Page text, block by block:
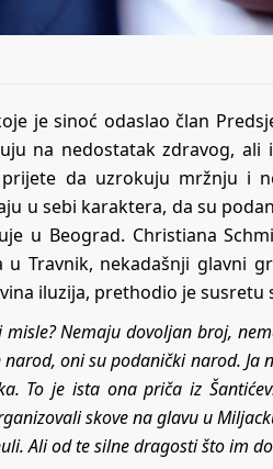
je sinoć odaslao član
na nedostatak zdravog,
da uzrokuju mržnju i
u sebi karaktera, da su
u Beograd. Christiana
u Travnik, nekadašnji glavni
iluzija, prethodio je susretu
misle? Nemaju dovoljan broj,
oni su podanički narod.
To je ista ona priča iz
skove na glavu u
Ali od te silne dragosti što im